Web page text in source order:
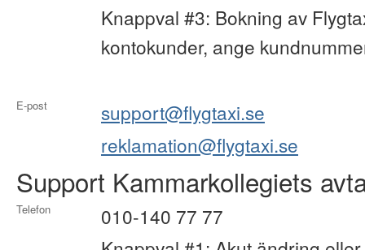
Knappval #3: Bokning av
kontokunder, ange
E-post
support@flygtaxi.se
reklamation@flygtaxi.se
Support Kammarkollegiets
Telefon
010-140 77 77